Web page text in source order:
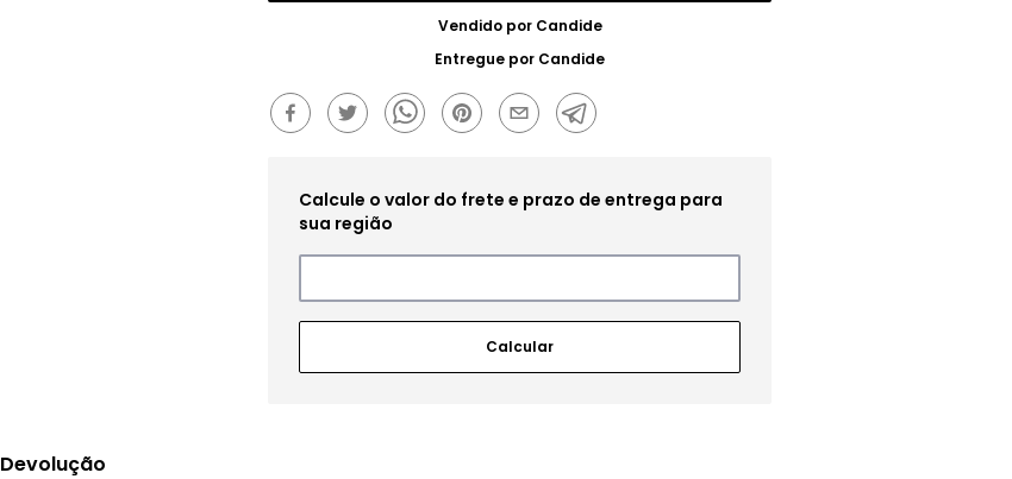
Vendido por Candide
Entregue por Candide
Devolução